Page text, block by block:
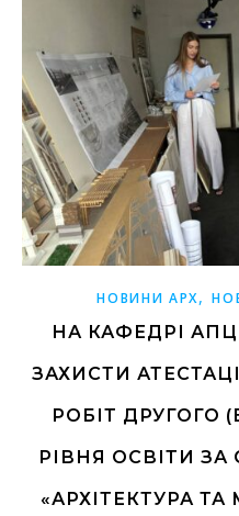
НОВИНИ АРХ,
НА КАФЕДРІ
ЗАХИСТИ
РОБІТ ДРУГОГО
РІВНЯ ОСВІТИ ЗА
«АРХІТЕКТУРА